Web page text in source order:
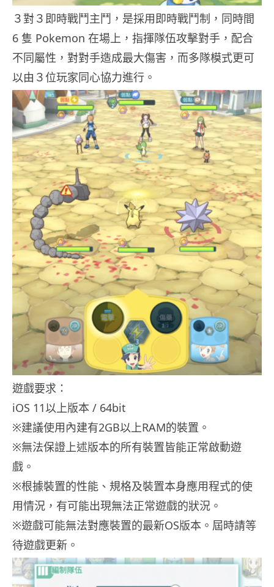
３對３即時戰鬥主鬥，是採用即時戰鬥制，同時間
6 隻 Pokemon 在場上，指揮隊伍攻擊對手，配合
不同屬性，對對手造成最大傷害，而多隊模式更可
以由３位玩家同心協力進行。
遊戲要求：
iOS 11以上版本 / 64bit
※建議使用內建有2GB以上RAM的裝置。
※無法保證上述版本的所有裝置皆能正常啟動遊
戲。
※根據裝置的性能、規格及裝置本身應用程式的使
用情況，有可能出現無法正常遊戲的狀況。
※遊戲可能無法對應裝置的最新OS版本。屆時請等
待遊戲更新。